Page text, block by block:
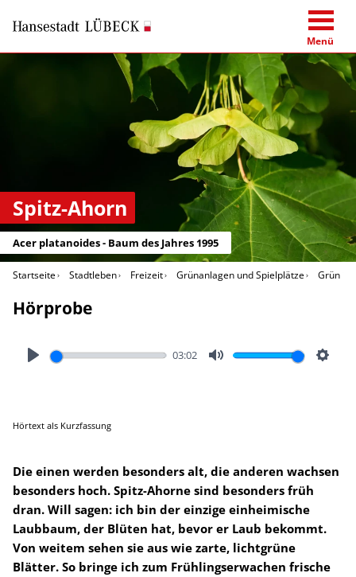
Menü
Spitz-Ahorn
Acer platanoides - Baum des Jahres 1995
Startseite Stadtleben Freizeit Grünanlagen und Spielplätze Grün in
Hörprobe
03:02
Hörtext als Kurzfassung
Die einen werden besonders alt, die anderen wachsen
besonders hoch. Spitz-Ahorne sind besonders früh
dran. Will sagen: ich bin der einzige einheimische
Laubbaum, der Blüten hat, bevor er Laub bekommt.
Von weitem sehen sie aus wie zarte, lichtgrüne
Blätter. So bringe ich zum Frühlingserwachen frische